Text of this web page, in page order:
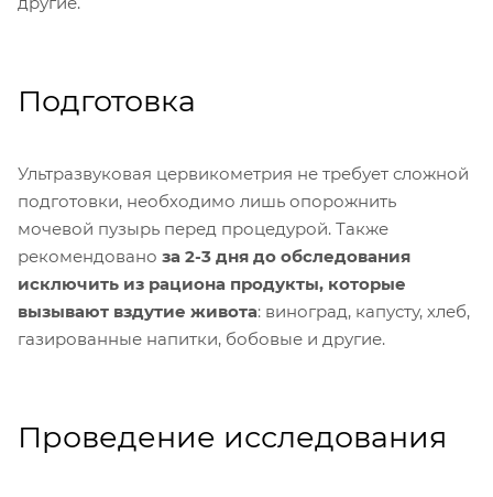
Подготовка
Ультразвуковая цервикометрия не требует сложной
подготовки, необходимо лишь опорожнить
мочевой пузырь перед процедурой. Также
рекомендовано за 2-3 дня до обследования
исключить из рациона продукты, которые
вызывают вздутие живота: виноград, капусту, хлеб,
газированные напитки, бобовые и другие.
Проведение исследования